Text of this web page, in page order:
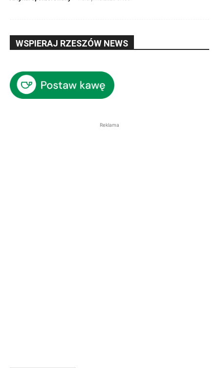
WSPIERAJ RZESZÓW NEWS
Reklama